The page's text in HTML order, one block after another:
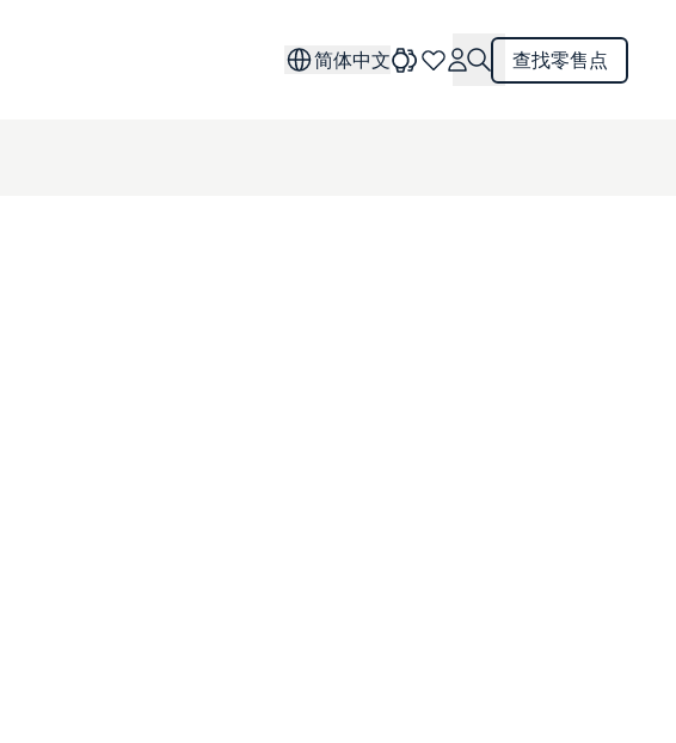
简体中文 查找零售点